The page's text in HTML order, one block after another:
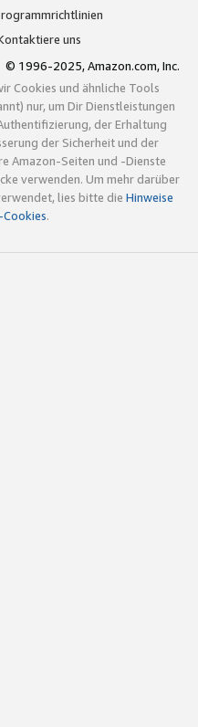
uns
© 1996-2025, Amazon.com, Inc.
Cookies und ähnliche Tools
nur, um Dir Dienstleistungen
der Erhaltung
der Sicherheit und der
Amazon-Seiten und -Dienste
verwenden. Um mehr darüber
lies bitte die Hinweise
.